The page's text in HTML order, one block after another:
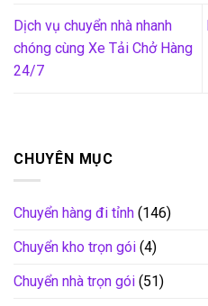
Dịch vụ chuyển nhà nhanh
chóng cùng Xe Tải Chở Hàng
24/7
CHUYÊN MỤC
Chuyển hàng đi tỉnh (146)
Chuyển kho trọn gói (4)
Chuyển nhà trọn gói (51)